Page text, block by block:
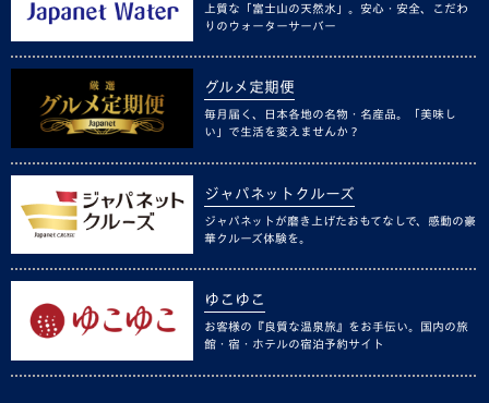
上質な「富士山の天然水」。安心・安全、こだわ
りのウォーターサーバー
グルメ定期便
毎月届く、日本各地の名物・名産品。「美味し
い」で生活を変えませんか？
ジャパネットクルーズ
ジャパネットが磨き上げたおもてなしで、感動の豪
華クルーズ体験を。
ゆこゆこ
お客様の『良質な温泉旅』をお手伝い。国内の旅
館・宿・ホテルの宿泊予約サイト